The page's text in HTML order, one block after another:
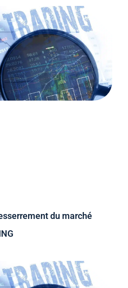
du marché